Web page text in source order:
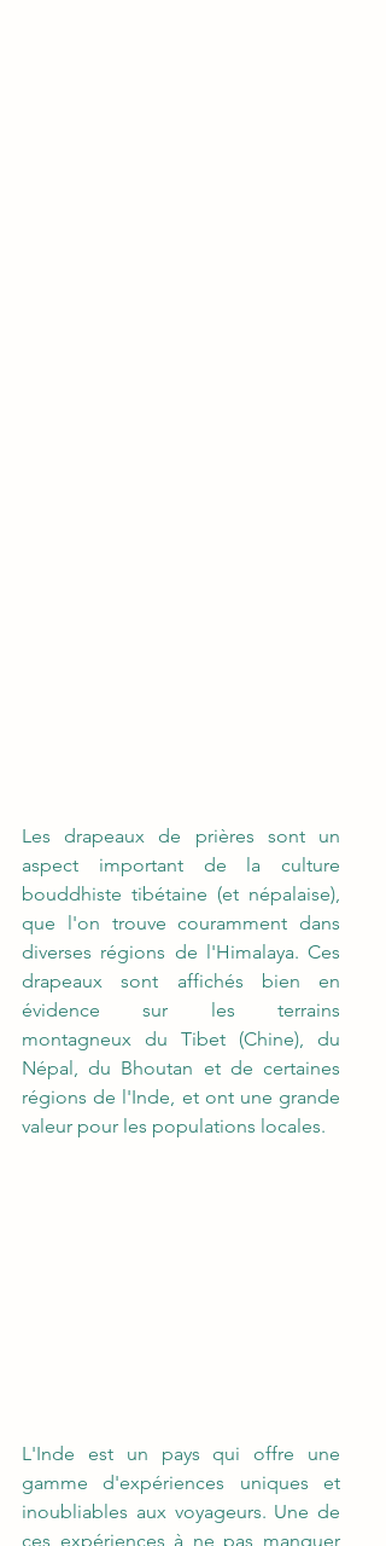
Les drapeaux de prières sont un
aspect important de la culture
bouddhiste tibétaine (et népalaise),
que l'on trouve couramment dans
diverses régions de l'Himalaya. Ces
drapeaux sont affichés bien en
évidence sur les terrains
montagneux du Tibet (Chine), du
Népal, du Bhoutan et de certaines
régions de l'Inde, et ont une grande
valeur pour les populations locales.
L'Inde est un pays qui offre une
gamme d'expériences uniques et
inoubliables aux voyageurs. Une de
ces expériences à ne pas manquer